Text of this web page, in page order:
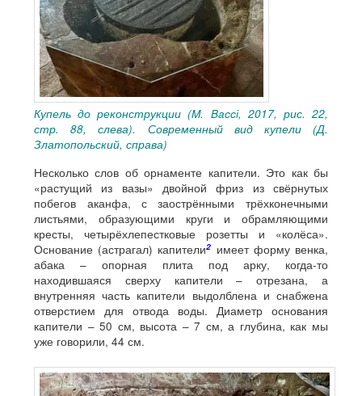
Купель до реконструкции (M. Bacci, 2017, рис. 22,
стр. 88, слева). Современный вид купели (Д.
Златопольский, справа)
Несколько слов об орнаменте капители. Это как бы
«растущий из вазы» двойной фриз из свёрнутых
побегов аканфа, с заострёнными трёхконечными
листьями, образующими круги и обрамляющими
кресты, четырёхлепестковые розетты и «колёса».
Основание (астрагал) капители2 имеет форму венка,
абака – опорная плита под арку, когда-то
находившаяся сверху капители – отрезана, а
внутренняя часть капители выдолблена и снабжена
отверстием для отвода воды. Диаметр основания
капители – 50 см, высота – 7 см, а глубина, как мы
уже говорили, 44 см.